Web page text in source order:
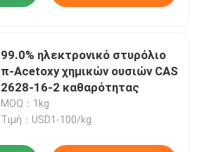
99.0% ηλεκτρονικό στυρόλιο
π-Acetoxy χημικών ουσιών CAS
2628-16-2 καθαρότητας
MOQ：1kg
Τιμή：USD1-100/kg